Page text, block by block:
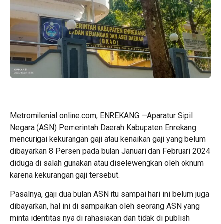
Metromilenial online.com, ENREKANG —Aparatur Sipil
Negara (ASN) Pemerintah Daerah Kabupaten Enrekang
mencurigai kekurangan gaji atau kenaikan gaji yang belum
dibayarkan 8 Persen pada bulan Januari dan Februari 2024
diduga di salah gunakan atau diselewengkan oleh oknum
karena kekurangan gaji tersebut.
Pasalnya, gaji dua bulan ASN itu sampai hari ini belum juga
dibayarkan, hal ini di sampaikan oleh seorang ASN yang
minta identitas nya di rahasiakan dan tidak di publish